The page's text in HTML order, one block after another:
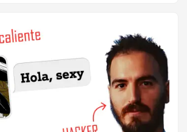
similares a ChatGPT. Una vez has
LM Studio, puedes acceder a su
que ofrece varias versiones de
de otros conocidos modelos como